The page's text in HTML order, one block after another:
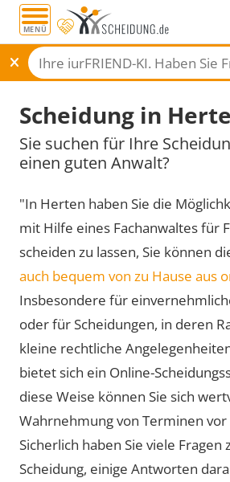
MENÜ
Scheidung in
Sie suchen für Ihre
einen guten Anwalt?
"In Herten haben Sie die
mit Hilfe eines Fachanwaltes für
scheiden zu lassen, Sie können
auch bequem von zu Hause aus
Insbesondere für
oder für Scheidungen, in deren
kleine rechtliche
bietet sich ein Online-
diese Weise können Sie sich
Wahrnehmung von Terminen
Sicherlich haben Sie viele Fragen
Scheidung, einige Antworten